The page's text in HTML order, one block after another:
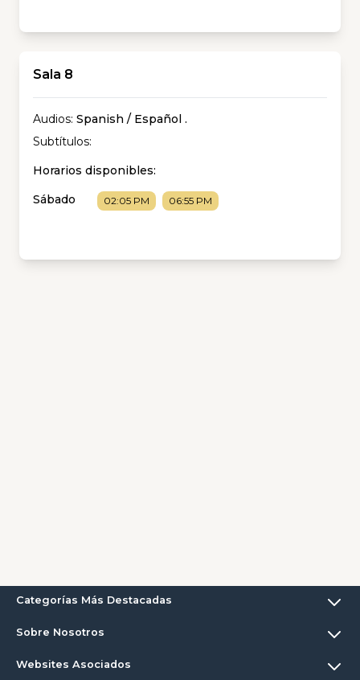
Sala 8
Audios: Spanish / Español .
Subtítulos:
Horarios disponibles:
Sábado
02:05 PM 06:55 PM
Categorías Más Destacadas
Sobre Nosotros
Websites Asociados